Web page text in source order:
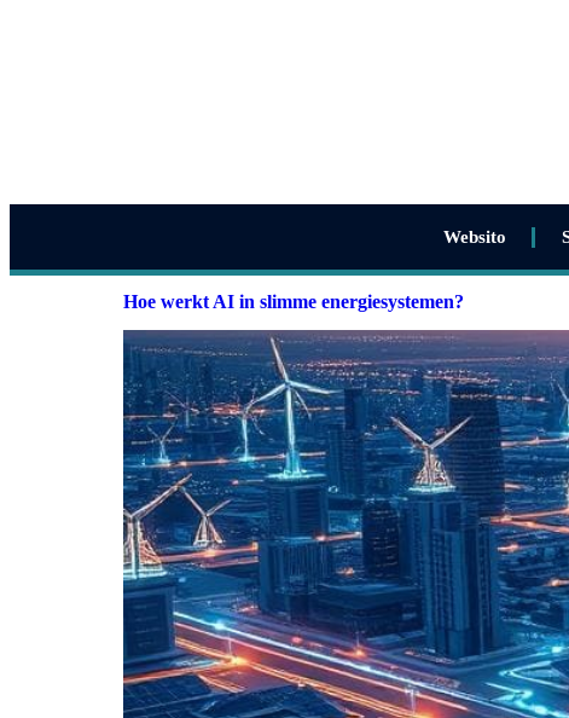
Websito
Hoe werkt AI in slimme energiesystemen?